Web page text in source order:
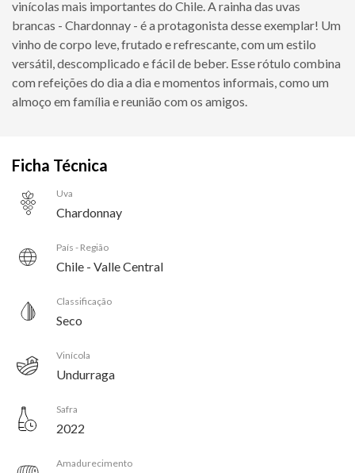
vinícolas mais importantes do Chile. A rainha das uvas
brancas - Chardonnay - é a protagonista desse exemplar! Um
vinho de corpo leve, frutado e refrescante, com um estilo
versátil, descomplicado e fácil de beber. Esse rótulo combina
com refeições do dia a dia e momentos informais, como um
almoço em família e reunião com os amigos.
Ficha Técnica
Uva
Chardonnay
País - Região
Chile - Valle Central
Classificação
Seco
Vinícola
Undurraga
Safra
2022
Amadurecimento